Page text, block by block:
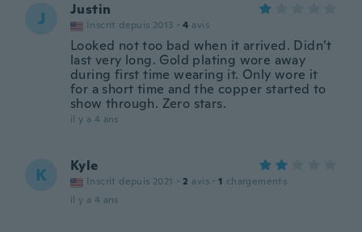
J Justin
Inscrit depuis 2013 · 4 avis
Looked not too bad when it arrived. Didn’t
last very long. Gold plating wore away
during first time wearing it. Only wore it
for a short time and the copper started to
show through. Zero stars.
il y a 4 ans
K Kyle
Inscrit depuis 2021 · 2 avis · 1 chargements
il y a 4 ans